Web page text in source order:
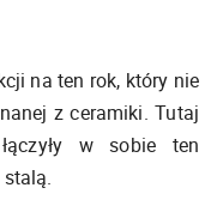
na ten rok, który nie
z ceramiki. Tutaj
w sobie ten